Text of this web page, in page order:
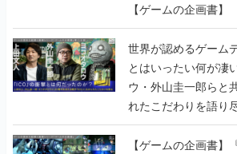
【ゲームの企画書】
世界が認めるゲーム
とはいったい何が凄
ウ・外山圭一郎らと
れたこだわりを語り
画書】
【ゲームの企画書】